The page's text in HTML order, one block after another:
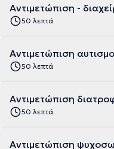
Αντιμετώπιση -
50 λεπτά
Αντιμετώπιση
50 λεπτά
Αντιμετώπιση
50 λεπτά
Αντιμετώπιση